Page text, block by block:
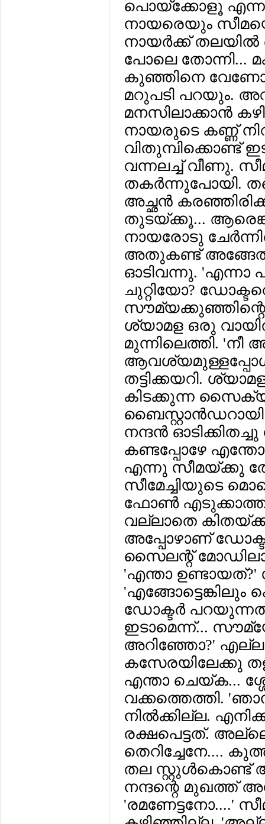
പൊയ്‌ക്കോളൂ എന്ന
നായരെയും
നായര്‍ക്ക്
പോലെ തോന്നി...
കുഞ്ഞിനെ
മറുപടി പറയും.
മനസിലാക്കാന്‍
നായരുടെ കണ്ണ്
വിതുമ്പിക്കൊണ്ട്
വന്നലച്ച് വീണു.
തകര്‍ന്നുപോയി.
അച്ഛന്‍
തുടയ്ക്കൂ...
നായരോടു
അതുകണ്ട്
ഓടിവന്നു. 'എന്നാ
ചുറ്റിയോ?
ശ്യാമള ഒരു
മുന്നിലെത്തി. 'നീ
ആവശ്യമുള്ളപ്പോള്‍
തട്ടിക്കയറി.
കിടക്കുന്ന
നന്ദന്‍
കണ്ടപ്പോഴേ
എന്നു സീമയ്ക്കു
സീമേച്ചിയുടെ
ഫോണ്‍
വല്ലാതെ
അപ്പോഴാണ്
സൈലന്റ്
'എന്താ ഉണ്ടായത്?'
ഡോക്ടര്‍
ഇടാമെന്ന്...
അറിഞ്ഞോ?'
കസേരയിലേക്കു
എന്താ ചെയ്ക...
വക്കത്തെത്തി.
നില്‍ക്കില്ല.
രക്ഷപെട്ടത്.
തെറിച്ചേനേ....
തല സ്റ്റുള്‍കൊണ്ട്
നന്ദന്റെ മുഖത്ത്
'രമണേട്ടനോ....'